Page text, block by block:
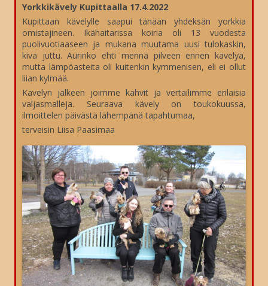
Yorkkikävely Kupittaalla 17.4.2022
Kupittaan kävelylle saapui tänään yhdeksän yorkkia
omistajineen. Ikähaitarissa koiria oli 13 vuodesta
puolivuotiaaseen ja mukana muutama uusi tulokaskin,
kiva juttu. Aurinko ehti mennä pilveen ennen kävelyä,
mutta lämpöasteita oli kuitenkin kymmenisen, eli ei ollut
liian kylmää.
Kävelyn jälkeen joimme kahvit ja vertailimme erilaisia
valjasmalleja. Seuraava kävely on toukokuussa,
ilmoittelen päivästä lähempänä tapahtumaa,
terveisin Liisa Paasimaa